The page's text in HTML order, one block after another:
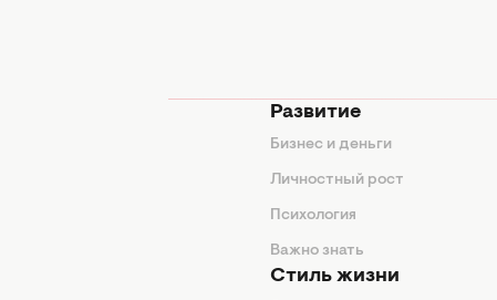
Развитие
Бизнес и деньги
Личностный рост
Психология
Важно знать
Стиль жизни